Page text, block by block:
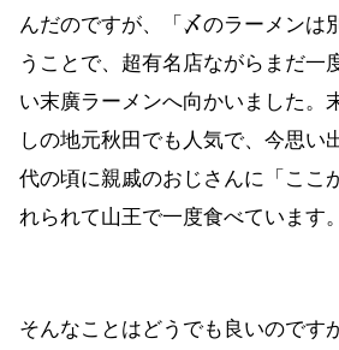
んだのですが、「〆のラーメンは
うことで、超有名店ながらまだ一
い末廣ラーメンへ向かいました。
しの地元秋田でも人気で、今思い
代の頃に親戚のおじさんに「ここ
れられて山王で一度食べています。
そんなことはどうでも良いのです